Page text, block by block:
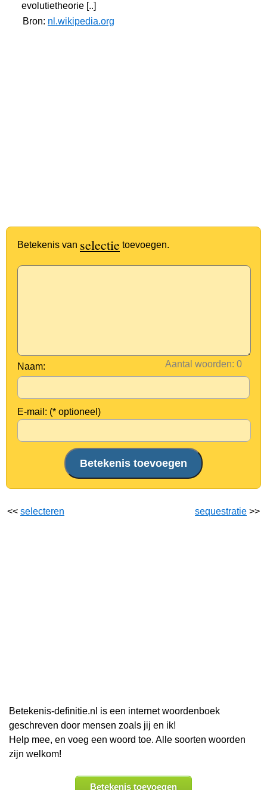
evolutietheorie [..]
Bron: nl.wikipedia.org
Betekenis van selectie toevoegen.
Aantal woorden:
Naam:
E-mail: (* optioneel)
<< selecteren sequestratie >>
Betekenis-definitie.nl is een internet woordenboek
geschreven door mensen zoals jij en ik!
Help mee, en voeg een woord toe. Alle soorten woorden
zijn welkom!
Betekenis toevoegen